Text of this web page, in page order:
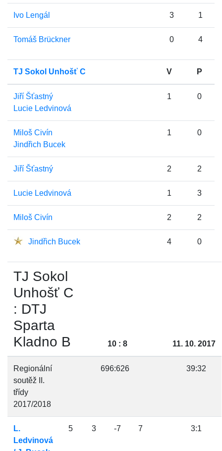
Ivo Lengál 3 1
Tomáš Brückner 0 4
TJ Sokol Unhošť C V P
Jiří Šťastný
Lucie Ledvinová
1 0
Miloš Civín
Jindřich Bucek
1 0
Jiří Šťastný 2 2
Lucie Ledvinová 1 3
Miloš Civín 2 2
Jindřich Bucek 4 0
TJ Sokol
Unhošť C
: DTJ
Sparta
Kladno B
10 : 8 11. 10. 2017
Regionální
soutěž II.
třídy
2017/2018
696:626 39:32
L.
Ledvinová
5 3 -7 7 3:1